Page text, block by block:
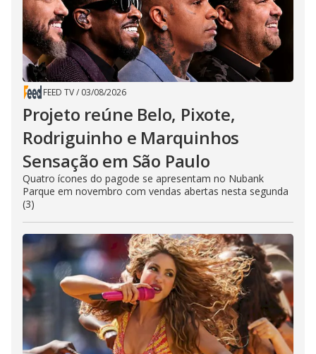
FEED TV/ 03/08/2026
Projeto reúne Belo, Pixote,
Rodriguinho e Marquinhos
Sensação em São Paulo
Quatro ícones do pagode se apresentam no Nubank
Parque em novembro com vendas abertas nesta segunda
(3)